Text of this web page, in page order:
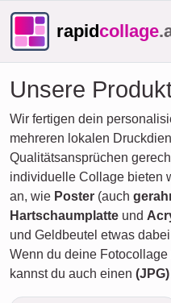
rapidcollage
Unsere
Wir fertigen dein
mehreren lokalen
Qualitätsansprüchen
individuelle Collage bieten
an, wie Poster (auch
Hartschaumplatte und
und Geldbeutel etwas
Wenn du deine
kannst du auch einen